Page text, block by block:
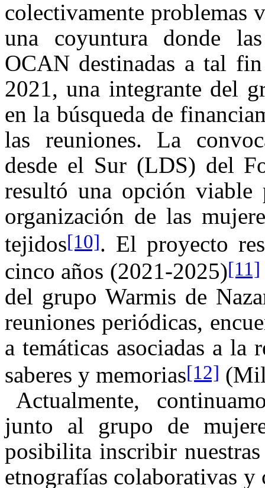
colectivamente problemas
una coyuntura donde
OCAN destinadas a tal fin
2021, una integrante del
en la búsqueda de
las reuniones. La
desde el Sur (LDS) del
resultó una opción viable
organización de las
tejidos[10]. El proyecto
cinco años (2021-2025)[11]
del grupo Warmis de
reuniones periódicas,
a temáticas asociadas a la
saberes y memorias[12]
Actualmente,
junto al grupo de
posibilita inscribir
etnografías colaborativas y